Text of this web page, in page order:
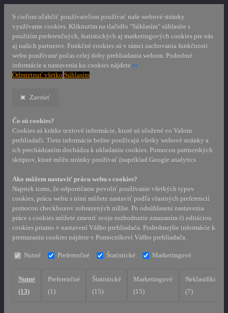
S cieľom uľahčiť používateľom používať naše webové stránky
využívame cookies. Kliknutím na tlačidlo "Súhlasím" súhlasíte s
použitím preferenčných, štatistických aj marketingových cookies pre nás
aj našich partnerov. Funkčné cookies sú v rámci zachovania funkčnosti
webu používané počas celej doby prehliadania webom. Podrobné
informácie a nastavenia ku cookies nájdete tu.
Odmietnuť všetko Súhlasím
Zavrieť
Čo sú cookies?
Cookies sú krátke textové informácie, ktoré sú uložené vo Vašom
prehliadači. Tieto informácie bežne používajú všetky webové stránky a
ich prechádzaním dochádza k ukladaniu cookies. Pomocou partnerských
skriptov, ktoré môžu stránky používať (napríklad Google analytics
Ako môžem nastaviť prácu webu s cookies?
Napriek tomu, že odporúčame povoliť používanie všetkých typov
cookies, prácu webu s nimi môžete nastaviť podľa vlastných preferencií
pomocou checkboxov zobrazených nižšie. Po odsúhlasení nastavenia
práce s cookies môžete zmeniť svoje rozhodnutie zmazaním či editáciou
cookies priamo v nastavení Vášho prehliadača. Podrobnejšie informácie k
premazaniu cookies nájdete v Pomocníkovi Vášho prehliadača.
Nutné Preferenčné Štatistické Marketingové
Nutné
(13)
Preferenčné
(1)
Štatistické
(15)
Marketingové
(15)
(7)